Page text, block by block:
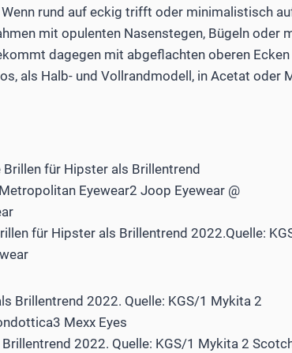
rund auf eckig trifft oder minimalistisch
mit opulenten Nasenstegen, Bügeln oder
dagegen mit abgeflachten oberen
als Halb- und Vollrandmodell, in Acetat oder
für Hipster als Brillentrend 2022.Quelle:
2022. Quelle: KGS/1 Mykita 2